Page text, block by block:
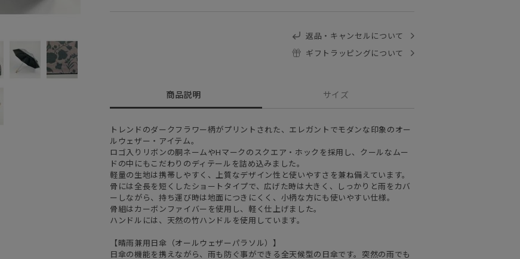
返品・キャンセルについて
ギフトラッピングについて
商品説明 サイズ
トレンドのダークフラワー柄がプリントされた、エレガントでモダンな印象のオー
ルウェザー・アイテム。
ロゴ入りリボンの胴ネームやHマークのスクエア・ホックを採用し、クールなムー
ドの中にもこだわりのディテールを詰め込みました。
軽量の生地は携帯しやすく、上質なデザイン性と使いやすさを兼ね備えています。
骨には全長を短くしたショートタイプで、広げた時は大きく、しっかりと雨をカバ
ーしながら、持ち運び時は地面につきにくく、小柄な方にも使いやすい仕様。
骨組はカーボンファイバーを使用し、軽く仕上げました。
ハンドルには、天然の竹ハンドルを使用しています。
【晴雨兼用日傘（オールウェザーパラソル）】
日傘の機能を携えながら、雨も防ぐ事ができる全天候型の日傘です。突然の雨でも